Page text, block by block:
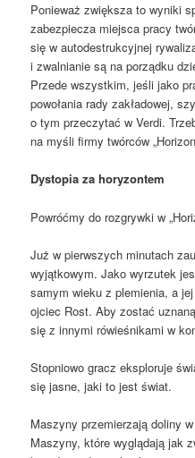
Ponieważ zwiększa to wyniki
zabezpiecza miejsca pracy
się w autodestrukcyjnej
i zwalnianie są na porządku
Przede wszystkim, jeśli jako
powołania rady zakładowej,
o tym przeczytać w Verdi.
na myśli firmy twórców
Dystopia za horyzontem
Powróćmy do rozgrywki w
Już w pierwszych minutach
wyjątkowym. Jako wyrzutek
samym wieku z plemienia, a
ojciec Rost. Aby zostać
się z innymi rówieśnikami w
Stopniowo gracz eksploruje
się jasne, jaki to jest świat.
Maszyny przemierzają doliny
Maszyny, które wyglądają jak